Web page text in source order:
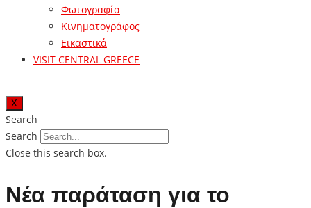
Φωτογραφία
Κινηματογράφος
Εικαστικά
VISIT CENTRAL GREECE
X
Search
Search
Close this search box.
Νέα παράταση για το